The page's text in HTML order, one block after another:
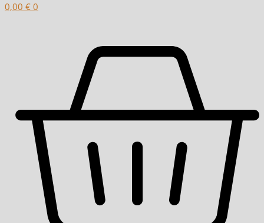
0,00 € 0